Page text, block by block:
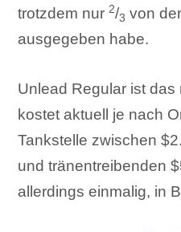
trotzdem nur2/3 von
ausgegeben habe.
Unlead Regular ist das
kostet aktuell je nach
Tankstelle zwischen
und tränentreibenden
allerdings einmalig, in